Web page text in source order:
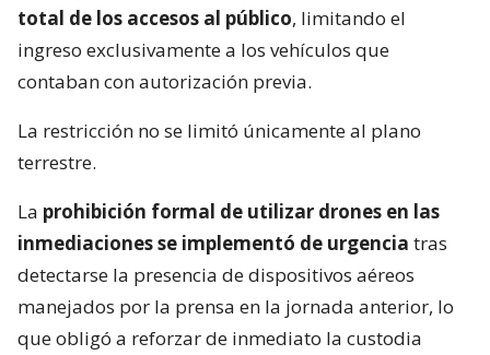
total de los accesos al público, limitando el
ingreso exclusivamente a los vehículos que
contaban con autorización previa.
La restricción no se limitó únicamente al plano
terrestre.
La prohibición formal de utilizar drones en las
inmediaciones se implementó de urgencia tras
detectarse la presencia de dispositivos aéreos
manejados por la prensa en la jornada anterior, lo
que obligó a reforzar de inmediato la custodia